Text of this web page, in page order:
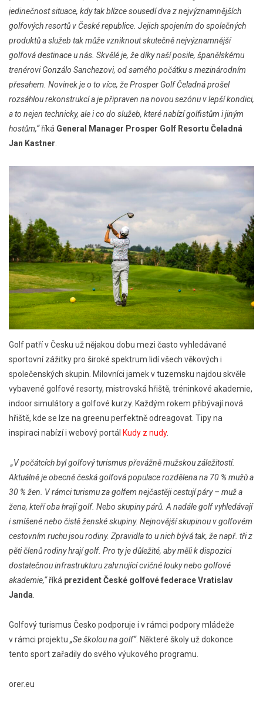
jedinečnost situace, kdy tak blízce sousedí dva z nejvýznamnějších
golfových resortů v České republice. Jejich spojením do společných
produktů a služeb tak může vzniknout skutečně nejvýznamnější
golfová destinace u nás. Skvělé je, že díky naší posile, španělskému
trenérovi Gonzálo Sanchezovi, od samého počátku s mezinárodním
přesahem. Novinek je o to více, že Prosper Golf Čeladná prošel
rozsáhlou rekonstrukcí a je připraven na novou sezónu v lepší kondici,
a to nejen technicky, ale i co do služeb, které nabízí golfistům i jiným
hostům,“říká General Manager Prosper Golf Resortu Čeladná
Jan Kastner
Golf patří v Česku už nějakou dobu mezi často vyhledávané
sportovní zážitky pro široké spektrum lidí všech věkových i
společenských skupin. Milovníci jamek v tuzemsku najdou skvěle
vybavené golfové resorty, mistrovská hřiště, tréninkové akademie,
indoor simulátory a golfové kurzy. Každým rokem přibývají nová
hřiště, kde se lze na greenu perfektně odreagovat. Tipy na
inspiraci nabízí i webový portál Kudy z nudy.
„V počátcích byl golfový turismus převážně mužskou záležitostí.
Aktuálně je obecně česká golfová populace rozdělena na 70 % mužů a
30 % žen. V rámci turismu za golfem nejčastěji cestují páry – muž a
žena, kteří oba hrají golf. Nebo skupiny párů. A nadále golf vyhledávají
i smíšené nebo čistě ženské skupiny. Nejnovější skupinou v golfovém
cestovním ruchu jsou rodiny. Zpravidla to u nich bývá tak, že např. tři z
pěti členů rodiny hrají golf. Pro ty je důležité, aby měli k dispozici
dostatečnou infrastrukturu zahrnující cvičné louky nebo golfové
akademie,“říká prezident České golfové federace Vratislav
Janda.
Golfový turismus Česko podporuje i v rámci podpory mládeže
v rámci projektu „Se školou na golf“. Některé školy už dokonce
tento sport zařadily do svého výukového programu.
orer.eu